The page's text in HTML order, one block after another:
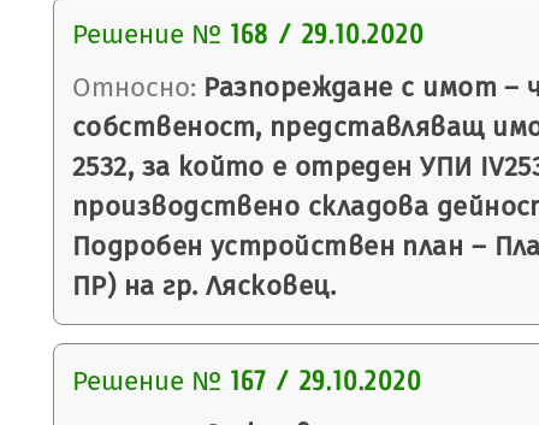
Решение № 168 / 29.10.2020
Относно: Разпореждане с имот –
собственост, представляващ
2532, за който е отреден УПИ
производствено складова
Подробен устройствен план –
ПР) на гр. Лясковец.
Решение № 167 / 29.10.2020